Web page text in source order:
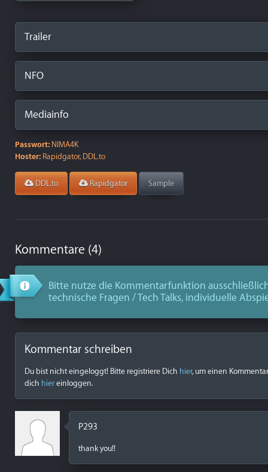
Trailer
NFO
Mediainfo
Passwort: NIMA4K
Hoster: Rapidgator, DDL.to
DDL.to Rapidgator Sample
Kommentare (4)
Bitte nutze die Kommentarfunktion
technische Fragen / Tech Talks, individuelle
Kommentar schreiben
Du bist nicht eingeloggt! Bitte registriere Dich hier, um einen
dich hiereinloggen.
P293
thank you!!